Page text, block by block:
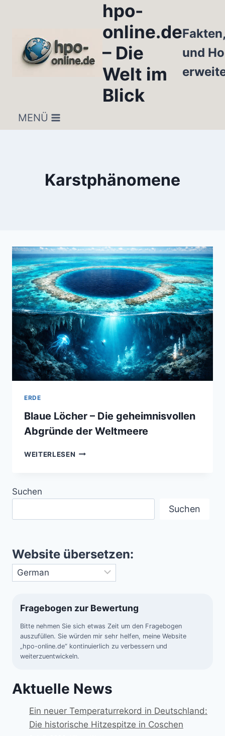
hpo-
online.de
– Die
Welt im
Blick
und
MENÜ
Karstphänomene
ERDE
Blaue Löcher – Die geheimnisvollen
Abgründe der Weltmeere
WEITERLESEN BLAUE
Suchen
Suchen
Website übersetzen:
Fragebogen zur Bewertung
Bitte nehmen Sie sich etwas Zeit um den Fragebogen
auszufüllen. Sie würden mir sehr helfen, meine Website
„hpo-online.de“ kontinuierlich zu verbessern und
weiterzuentwickeln.
Aktuelle News
Ein neuer Temperaturrekord in Deutschland:
Die historische Hitzespitze in Coschen